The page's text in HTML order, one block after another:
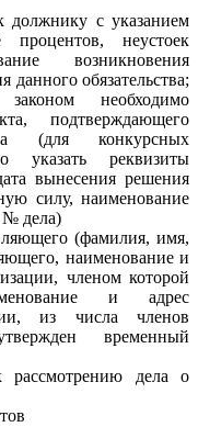
должнику с указанием
процентов, неустоек
возникновения
данного обязательства;
необходимо
подтверждающего
(для конкурсных
указать реквизиты
вынесения решения
силу, наименование
№ дела)
(фамилия, имя,
наименование и
членом которой
и адрес
из числа членов
временный
дела о